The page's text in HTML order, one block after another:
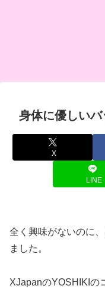
身体に優しい
X
LINE
全く興味がないのに
ました。
XJapanのYOSHIKIの